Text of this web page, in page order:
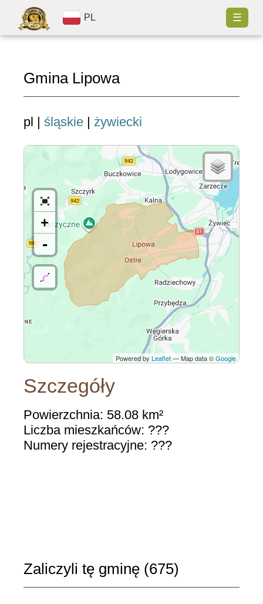
PL ☰
Gmina Lipowa
pl | śląskie | żywiecki
+
-
Powered byLeaflet— Map data ©Google
Szczegóły
Powierzchnia: 58.08 km²
Liczba mieszkańców: ???
Numery rejestracyjne: ???
Zaliczyli tę gminę (675)